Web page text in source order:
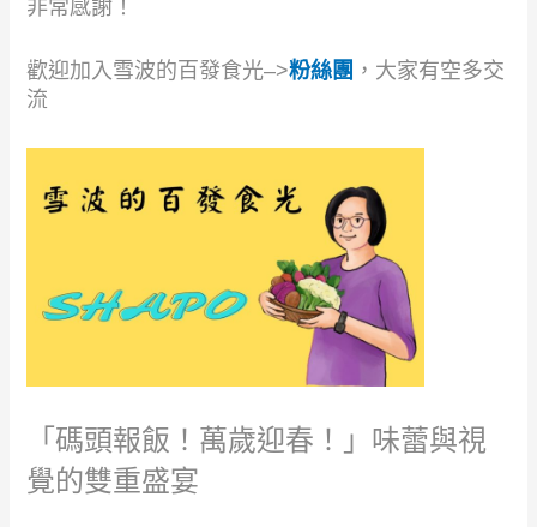
非常感謝！
歡迎加入雪波的百發食光–>粉絲團 ，大家有空多交
流
「碼頭報飯！萬歲迎春！」味蕾與視
覺的雙重盛宴